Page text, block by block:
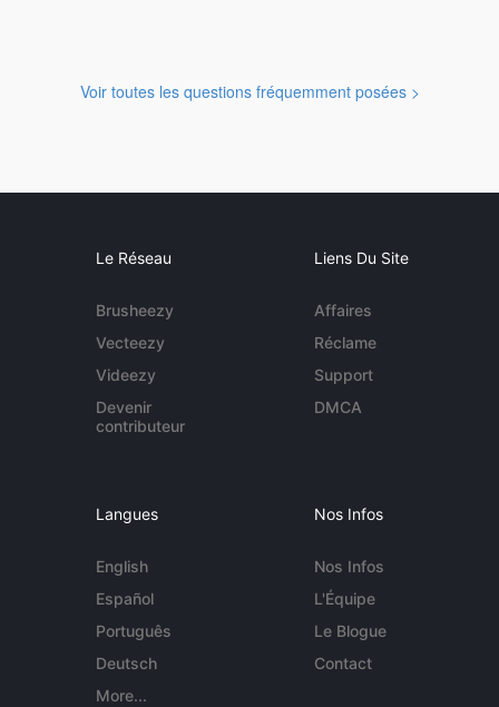
Voir toutes les questions fréquemment posées >
Le Réseau
Brusheezy
Vecteezy
Videezy
Devenir
contributeur
Liens Du Site
Affaires
Réclame
Support
DMCA
Langues
English
Español
Português
Deutsch
More...
Nos Infos
Nos Infos
L'Équipe
Le Blogue
Contact